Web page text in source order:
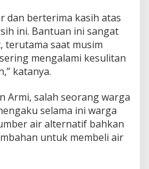
dan berterima kasih atas
ini. Bantuan ini sangat
terutama saat musim
mengalami kesulitan
katanya.
Armi, salah seorang warga
selama ini warga
air alternatif bahkan
untuk membeli air